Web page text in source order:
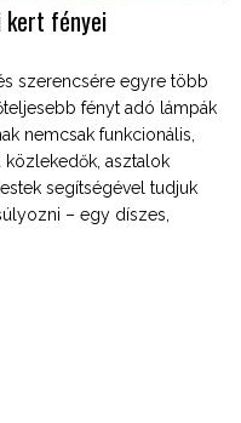
kert fényei
szerencsére egyre több
fényt adó lámpák
nemcsak funkcionális,
asztalok
segítségével tudjuk
– egy díszes,